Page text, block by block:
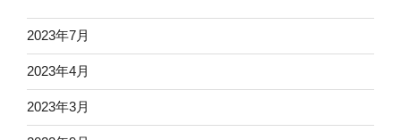
2023年7月
2023年4月
2023年3月